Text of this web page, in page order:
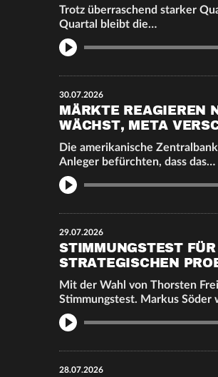
Trotz überraschend starker
Quartal bleibt die…
30.07.2026
MÄRKTE REAGIEREN
WÄCHST, META
Die amerikanische
Anleger befürchten, dass das…
29.07.2026
STIMMUNGSTEST
STRATEGISCHEN
Mit der Wahl von Thorsten
Stimmungstest. Markus
28.07.2026